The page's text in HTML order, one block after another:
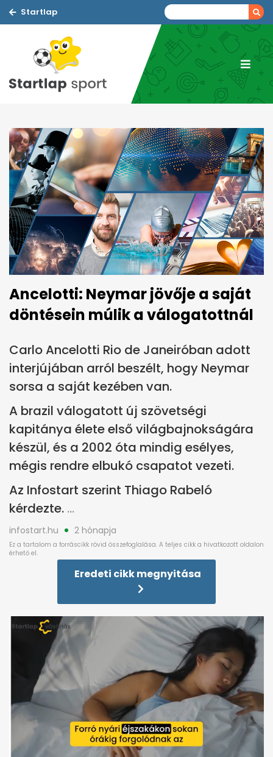
Startlap
Ancelotti: Neymar jövője a saját
döntésein múlik a válogatottnál
Carlo Ancelotti Rio de Janeiróban adott
interjújában arról beszélt, hogy Neymar
sorsa a saját kezében van.
A brazil válogatott új szövetségi
kapitánya élete első világbajnokságára
készül, és a 2002 óta mindig esélyes,
mégis rendre elbukó csapatot vezeti.
Az Infostart szerint Thiago Rabeló
kérdezte.
infostart.hu 2 hónapja
Eredeti cikk megnyitása